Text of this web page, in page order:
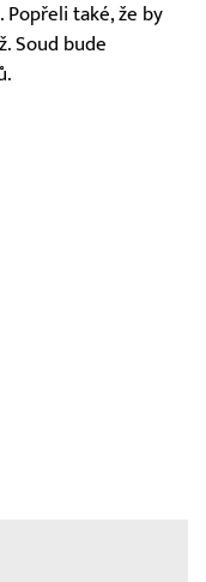
Popřeli také, že by
Soud bude